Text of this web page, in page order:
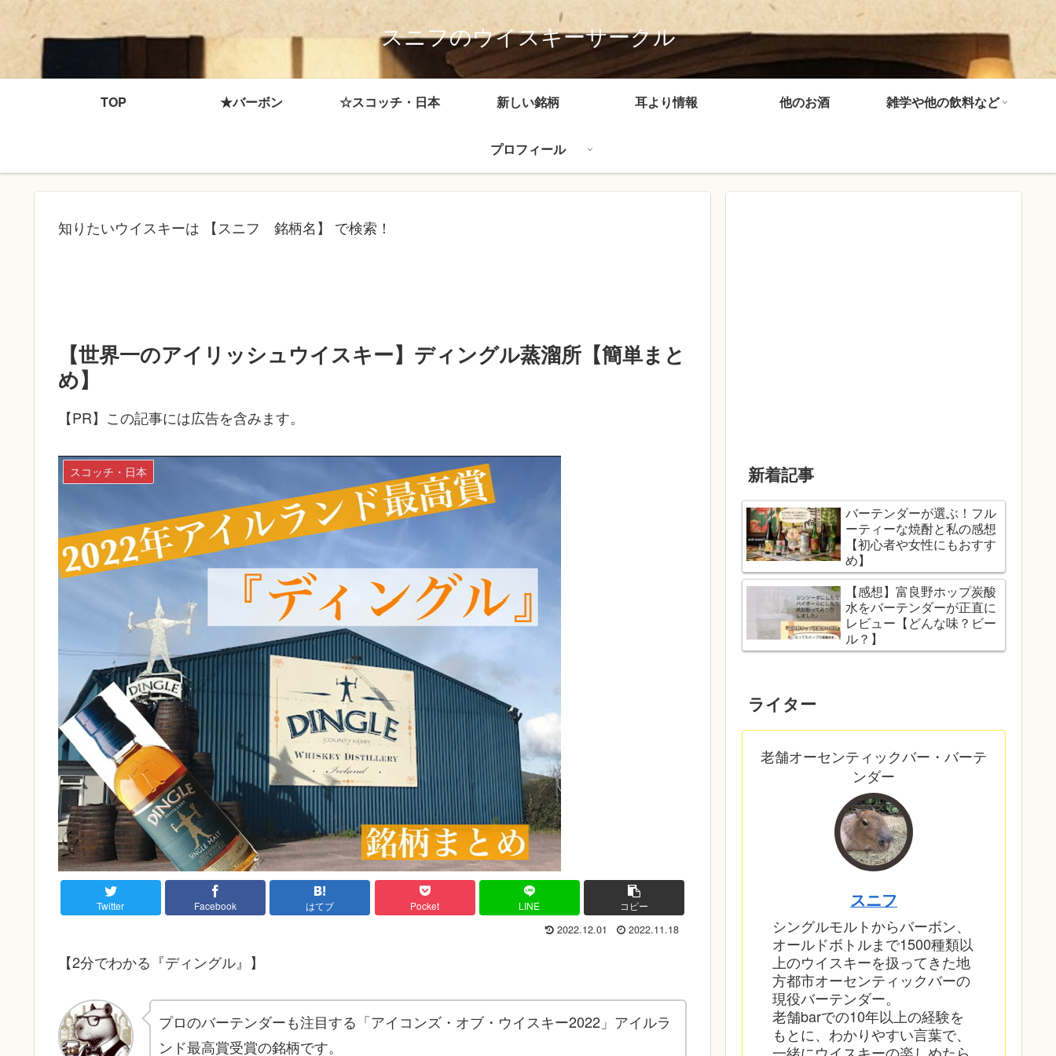
スニフのウイスキーサークル
TOP ★バーボン ☆スコッチ・日本 新しい銘柄 耳より情報 他のお酒 雑学や他の飲料など
プロフィール
知りたいウイスキーは 【スニフ 銘柄名】 で検索！
【世界一のアイリッシュウイスキー】ディングル蒸溜所【簡単まと
め】
【PR】この記事には広告を含みます。
スコッチ・日本
Twitter Facebook はてブ Pocket LINE コピー
2022.12.01 2022.11.18
【2分でわかる『ディングル』】
プロのバーテンダーも注目する「アイコンズ・オブ・ウイスキー2022」アイルラ
ンド最高賞受賞の銘柄です。
新着記事
バーテンダーが選ぶ！フル
ーティーな焼酎と私の感想
【初心者や女性にもおすす
め】
【感想】富良野ホップ炭酸
水をバーテンダーが正直に
レビュー【どんな味？ビー
ル？】
ライター
老舗オーセンティックバー・バーテ
ンダー
スニフ
シングルモルトからバーボン、
オールドボトルまで1500種類以
上のウイスキーを扱ってきた地
方都市オーセンティックバーの
現役バーテンダー。
老舗barでの10年以上の経験を
もとに、わかりやすい言葉で、